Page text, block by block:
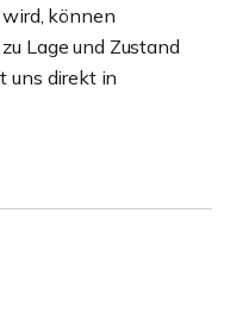
können
Lage und Zustand
uns direkt in